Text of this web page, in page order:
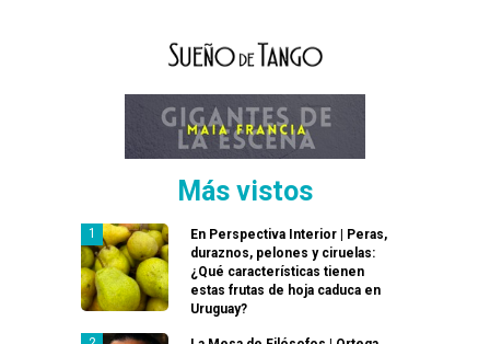
Más vistos
En Perspectiva Interior | Peras,
duraznos, pelones y ciruelas:
¿Qué características tienen
estas frutas de hoja caduca en
Uruguay?